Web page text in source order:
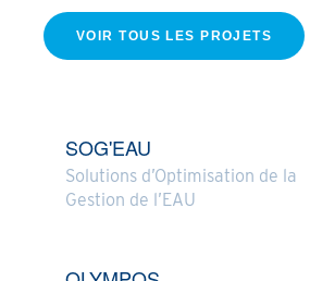
VOIR TOUS LES PROJETS
SOG'EAU
Solutions d’Optimisation de la
Gestion de l’EAU